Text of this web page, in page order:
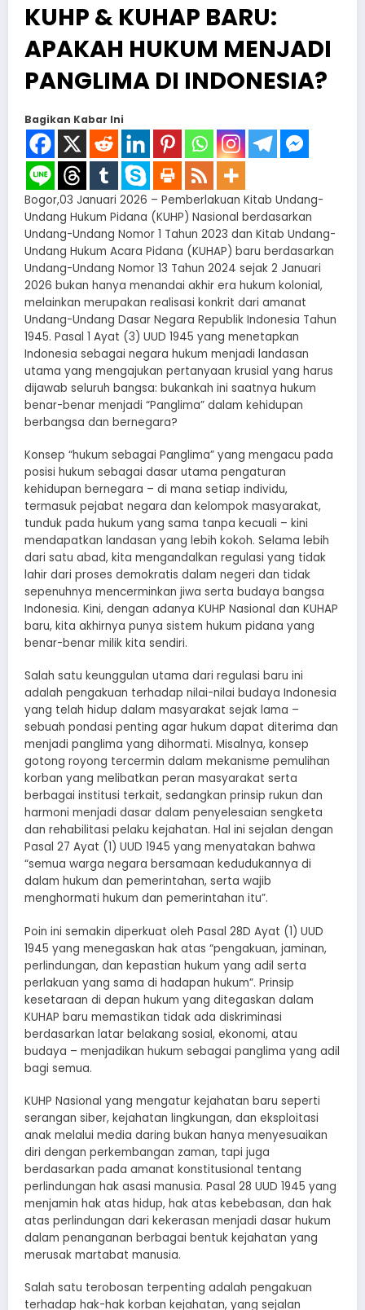
KUHP & KUHAP BARU:
APAKAH HUKUM MENJADI
PANGLIMA DI INDONESIA?
Bagikan Kabar Ini
Bogor,03 Januari 2026 – Pemberlakuan Kitab Undang-
Undang Hukum Pidana (KUHP) Nasional berdasarkan
Undang-Undang Nomor 1 Tahun 2023 dan Kitab Undang-
Undang Hukum Acara Pidana (KUHAP) baru berdasarkan
Undang-Undang Nomor 13 Tahun 2024 sejak 2 Januari
2026 bukan hanya menandai akhir era hukum kolonial,
melainkan merupakan realisasi konkrit dari amanat
Undang-Undang Dasar Negara Republik Indonesia Tahun
1945. Pasal 1 Ayat (3) UUD 1945 yang menetapkan
Indonesia sebagai negara hukum menjadi landasan
utama yang mengajukan pertanyaan krusial yang harus
dijawab seluruh bangsa: bukankah ini saatnya hukum
benar-benar menjadi “Panglima” dalam kehidupan
berbangsa dan bernegara?
Konsep “hukum sebagai Panglima” yang mengacu pada
posisi hukum sebagai dasar utama pengaturan
kehidupan bernegara – di mana setiap individu,
termasuk pejabat negara dan kelompok masyarakat,
tunduk pada hukum yang sama tanpa kecuali – kini
mendapatkan landasan yang lebih kokoh. Selama lebih
dari satu abad, kita mengandalkan regulasi yang tidak
lahir dari proses demokratis dalam negeri dan tidak
sepenuhnya mencerminkan jiwa serta budaya bangsa
Indonesia. Kini, dengan adanya KUHP Nasional dan KUHAP
baru, kita akhirnya punya sistem hukum pidana yang
benar-benar milik kita sendiri.
Salah satu keunggulan utama dari regulasi baru ini
adalah pengakuan terhadap nilai-nilai budaya Indonesia
yang telah hidup dalam masyarakat sejak lama –
sebuah pondasi penting agar hukum dapat diterima dan
menjadi panglima yang dihormati. Misalnya, konsep
gotong royong tercermin dalam mekanisme pemulihan
korban yang melibatkan peran masyarakat serta
berbagai institusi terkait, sedangkan prinsip rukun dan
harmoni menjadi dasar dalam penyelesaian sengketa
dan rehabilitasi pelaku kejahatan. Hal ini sejalan dengan
Pasal 27 Ayat (1) UUD 1945 yang menyatakan bahwa
“semua warga negara bersamaan kedudukannya di
dalam hukum dan pemerintahan, serta wajib
menghormati hukum dan pemerintahan itu”.
Poin ini semakin diperkuat oleh Pasal 28D Ayat (1) UUD
1945 yang menegaskan hak atas “pengakuan, jaminan,
perlindungan, dan kepastian hukum yang adil serta
perlakuan yang sama di hadapan hukum”. Prinsip
kesetaraan di depan hukum yang ditegaskan dalam
KUHAP baru memastikan tidak ada diskriminasi
berdasarkan latar belakang sosial, ekonomi, atau
budaya – menjadikan hukum sebagai panglima yang adil
bagi semua.
KUHP Nasional yang mengatur kejahatan baru seperti
serangan siber, kejahatan lingkungan, dan eksploitasi
anak melalui media daring bukan hanya menyesuaikan
diri dengan perkembangan zaman, tapi juga
berdasarkan pada amanat konstitusional tentang
perlindungan hak asasi manusia. Pasal 28 UUD 1945 yang
menjamin hak atas hidup, hak atas kebebasan, dan hak
atas perlindungan dari kekerasan menjadi dasar hukum
dalam penanganan berbagai bentuk kejahatan yang
merusak martabat manusia.
Salah satu terobosan terpenting adalah pengakuan
terhadap hak-hak korban kejahatan, yang sejalan